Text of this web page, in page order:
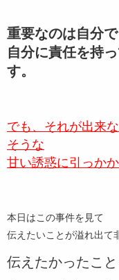
重要なのは自分
自分に責任を持
す。
でも、それが出来
そうな
甘い誘惑に引っか
本日はこの事件を見て
伝えたいことが溢れ出て
伝えたかったこ